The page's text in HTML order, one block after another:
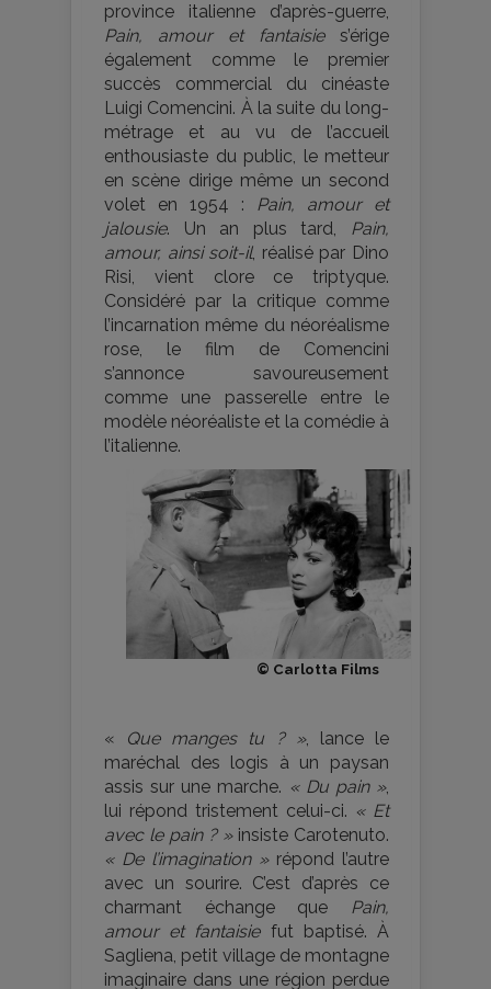
province italienne d’après-guerre,
Pain, amour et fantaisies’érige
également comme le premier
succès commercial du cinéaste
Luigi Comencini. À la suite du long-
métrage et au vu de l’accueil
enthousiaste du public, le metteur
en scène dirige même un second
volet en 1954 : Pain, amour et
jalousie. Un an plus tard, Pain,
amour, ainsi soit-il, réalisé par Dino
Risi, vient clore ce triptyque.
Considéré par la critique comme
l’incarnation même du néoréalisme
rose, le film de Comencini
s’annonce savoureusement
comme une passerelle entre le
modèle néoréaliste et la comédie à
l’italienne.
© Carlotta Films
« Que manges tu ? », lance le
maréchal des logis à un paysan
assis sur une marche. « Du pain »,
lui répond tristement celui-ci. « Et
avec le pain ? »insiste Carotenuto.
« De l’imagination »répond l’autre
avec un sourire. C’est d’après ce
charmant échange que Pain,
amour et fantaisiefut baptisé. À
Sagliena, petit village de montagne
imaginaire dans une région perdue